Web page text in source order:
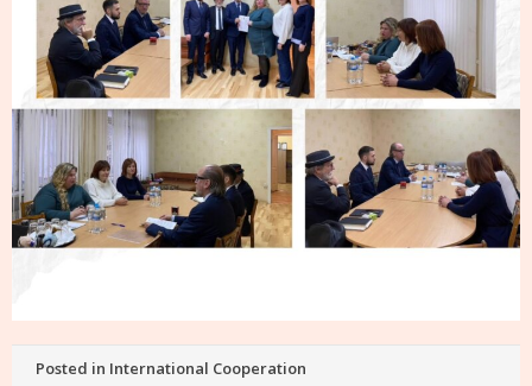
Posted in International Cooperation